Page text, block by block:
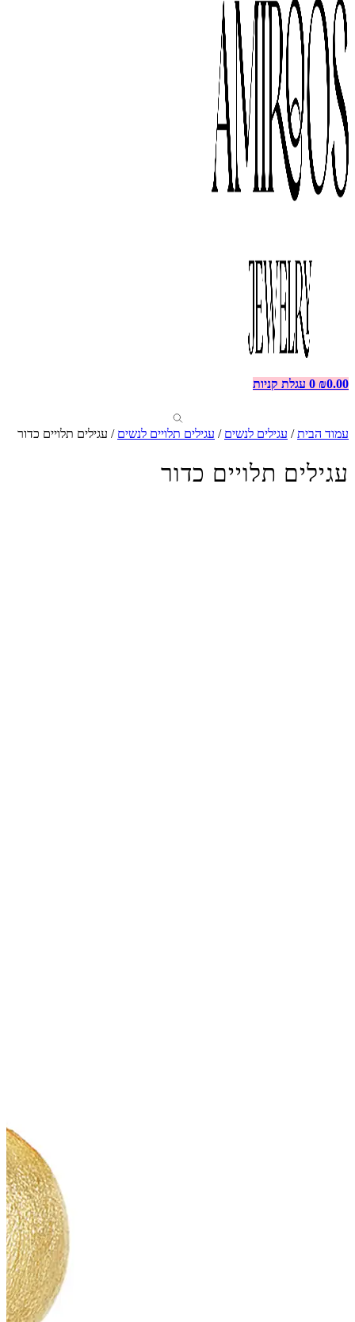
₪0.00
0 עגלת קניות
עמוד הבית/ עגילים לנשים / עגילים תלויים לנשים / עגילים תלויים כדור
עגילים תלויים כדור